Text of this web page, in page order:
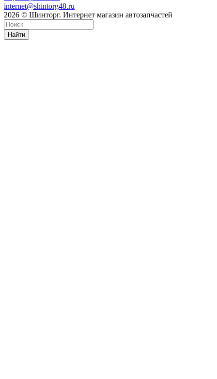
internet@shintorg48.ru
2026 © Шинторг. Интернет магазин автозапчастей
Найти